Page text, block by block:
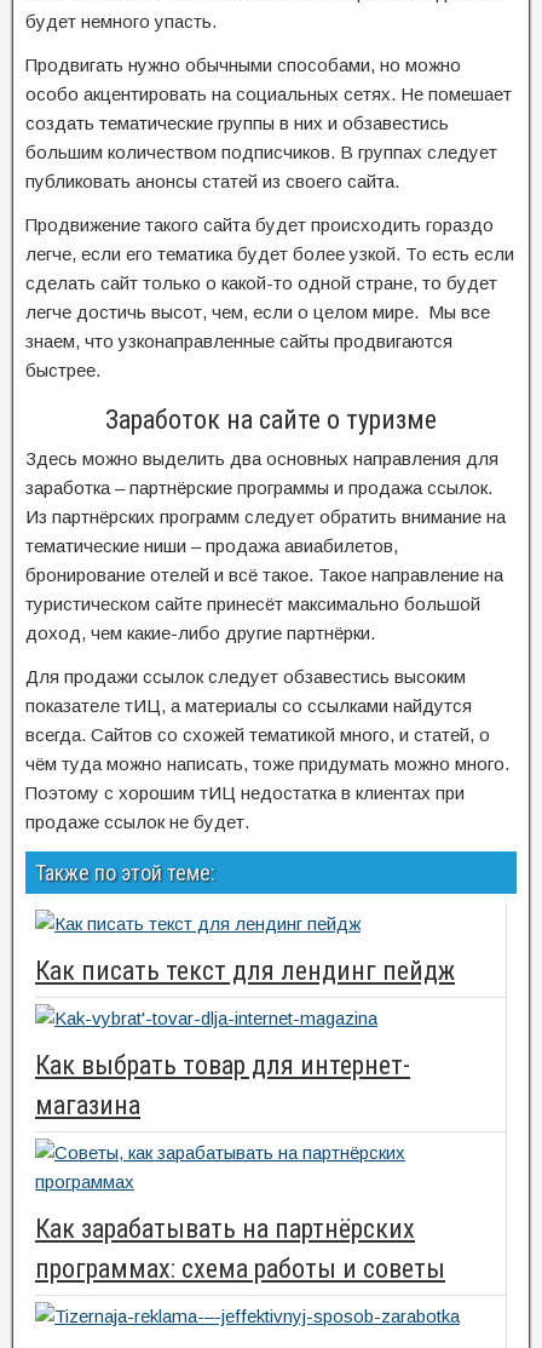
будет немного упасть.
Продвигать нужно обычными способами, но можно
особо акцентировать на социальных сетях. Не помешает
создать тематические группы в них и обзавестись
большим количеством подписчиков. В группах следует
публиковать анонсы статей из своего сайта.
Продвижение такого сайта будет происходить гораздо
легче, если его тематика будет более узкой. То есть если
сделать сайт только о какой-то одной стране, то будет
легче достичь высот, чем, если о целом мире. Мы все
знаем, что узконаправленные сайты продвигаются
быстрее.
Заработок на сайте о туризме
Здесь можно выделить два основных направления для
заработка – партнёрские программы и продажа ссылок.
Из партнёрских программ следует обратить внимание на
тематические ниши – продажа авиабилетов,
бронирование отелей и всё такое. Такое направление на
туристическом сайте принесёт максимально большой
доход, чем какие-либо другие партнёрки.
Для продажи ссылок следует обзавестись высоким
показателе тИЦ, а материалы со ссылками найдутся
всегда. Сайтов со схожей тематикой много, и статей, о
чём туда можно написать, тоже придумать можно много.
Поэтому с хорошим тИЦ недостатка в клиентах при
продаже ссылок не будет.
Также по этой теме:
Как писать текст для лендинг пейдж
Как выбрать товар для интернет-
магазина
Как зарабатывать на партнёрских
программах: схема работы и советы